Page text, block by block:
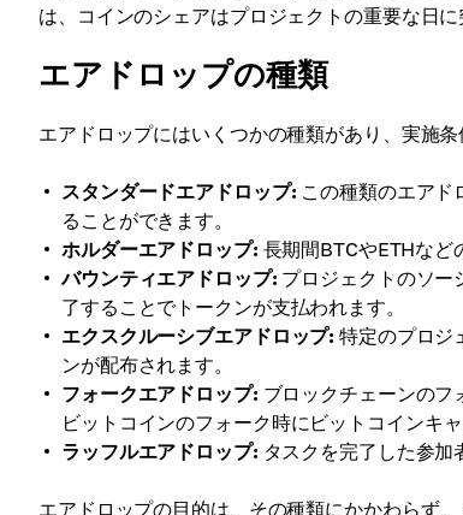
は、コインのシェアはプロジェクトの重要な日に
エアドロップの種類
エアドロップにはいくつかの種類があり、実施
スタンダードエアドロップ: この種類のエアド
ることができます。
ホルダーエアドロップ: 長期間BTCやETHなど
バウンティエアドロップ: プロジェクトのソー
了することでトークンが支払われます。
エクスクルーシブエアドロップ: 特定のプロジ
ンが配布されます。
フォークエアドロップ: ブロックチェーンのフ
ビットコインのフォーク時にビットコインキ
ラッフルエアドロップ: タスクを完了した参加
エアドロップの目的は、その種類にかかわらず